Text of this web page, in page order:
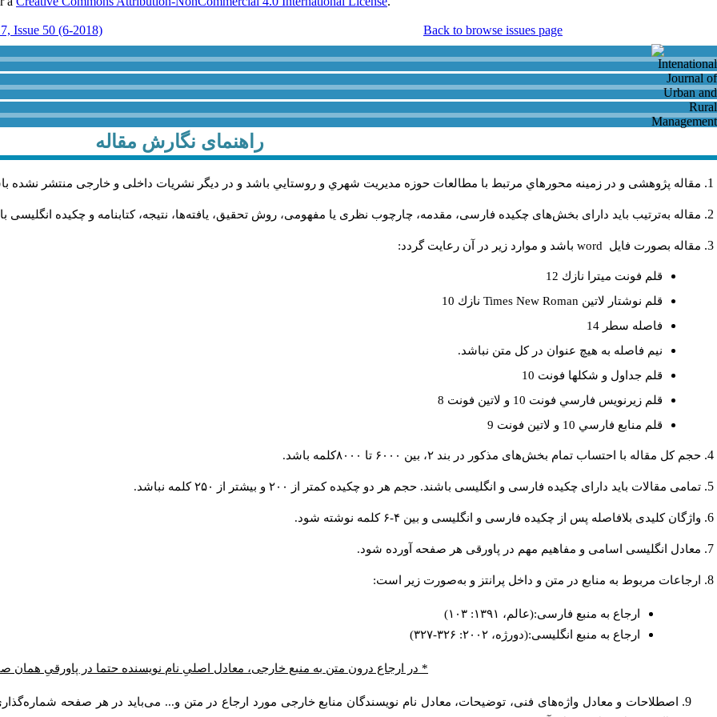
Issue 50 (6-2018) Back to browse issues page
راهنمای نگارش مقاله
مقاله پژوهشی و در زمینه محورهاي مرتبط با مطالعات حوزه مديريت شهري و روستايي باشد و در دیگر نشریات داخلی و خارجی منتشر نشده
مقاله به‌ترتیب باید دارای بخش‌های چکیده فارسی، مقدمه، چارچوب نظری یا مفهومی، روش تحقیق، یافته‌ها، نتیجه، کتابنامه و چکیده انگلیسی
مقاله بصورت فايل word باشد و موارد زير در آن رعايت گردد:
قلم فونت ميترا نازك 12
قلم نوشتار لاتين Times New Roman نازك 10
فاصله سطر 14
نيم فاصله به هيچ عنوان در كل متن نباشد.
قلم جداول و شكلها فونت 10
قلم زيرنويس فارسي فونت 10 و لاتين فونت 8
قلم منابع فارسي 10 و لاتين فونت 9
حجم کل مقاله با احتساب تمام بخش‌های مذکور در بند ۲، بین ۶۰۰۰ تا ۸۰۰۰کلمه باشد.
تمامی مقالات باید دارای چکیده فارسی و انگلیسی باشند. حجم هر دو چکیده کمتر از ۲۰۰ و بیشتر از ۲۵۰ کلمه نباشد.
واژگان کلیدی بلافاصله پس از چکیده فارسی و انگلیسی و بین ۴-۶ کلمه نوشته شود.
معادل انگلیسی اسامی و مفاهیم مهم در پاورقی هر صفحه آورده شود.
ارجاعات مربوط به منابع در متن و داخل پرانتز و به‌صورت زیر است:
ارجاع به منبع فارسی:(عالم، ۱۳۹۱: ۱۰۳)
ارجاع به منبع انگلیسی:(دورژه، ۲۰۰۲: ۳۲۶-۳۲۷)
* در ارجاع درون متن به منبع خارجی، معادل اصلیِ نام نویسنده حتما در پاورقیِ همان
اصطلاحات و معادل واژه‌های فنی، توضیحات، معادل نام نویسندگان منابع خارجی مورد ارجاع در متن و... می‌باید در هر صفحه